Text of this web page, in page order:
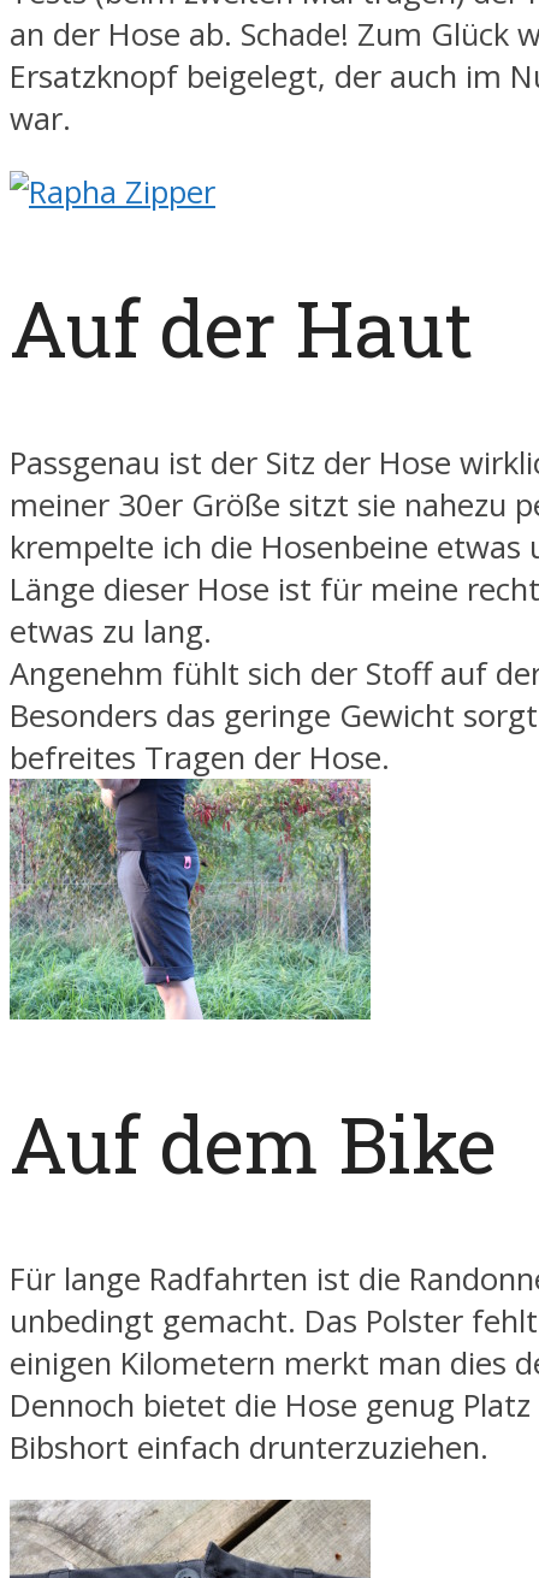
an der Hose ab. Schade! Zum Glück
Ersatzknopf beigelegt, der auch im
war.
Auf der Haut
Passgenau ist der Sitz der Hose
meiner 30er Größe sitzt sie nahezu
krempelte ich die Hosenbeine etwas
Länge dieser Hose ist für meine
etwas zu lang.
Angenehm fühlt sich der Stoff auf
Besonders das geringe Gewicht
befreites Tragen der Hose.
Auf dem Bike
Für lange Radfahrten ist die
unbedingt gemacht. Das Polster
einigen Kilometern merkt man dies
Dennoch bietet die Hose genug
Bibshort einfach drunterzuziehen.